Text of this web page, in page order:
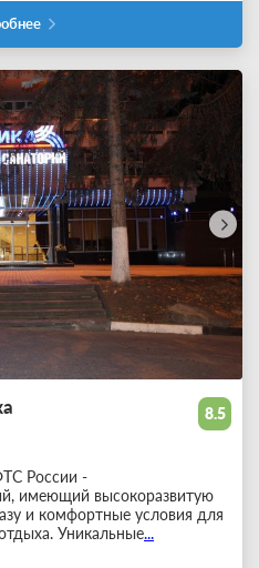
8.5
России -
имеющий высокоразвитую
и комфортные условия для
Уникальные...